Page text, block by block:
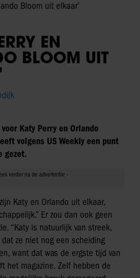
Bloom uit elkaar’
EN
BLOOM UIT
Katy Perry en Orlando
volgens US Weekly een punt
gezet.
Katy en Orlando uit elkaar,
Er zou dan ook geen
“Katy is natuurlijk van streek,
ze niet nog een scheiding
want dat was de ergste tijd van
het magazine. Zelf hebben de